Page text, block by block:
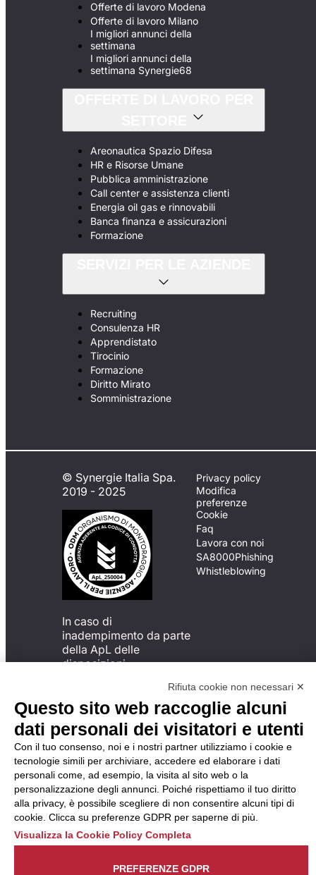
Offerte di lavoro Modena
Offerte di lavoro Milano
I migliori annunci della
settimana
I migliori annunci della
settimana Synergie68
Areonautica Spazio Difesa
HR e Risorse Umane
Pubblica amministrazione
Call center e assistenza clienti
Energia oil gas e rinnovabili
Banca finanza e assicurazioni
Formazione
Recruiting
Consulenza HR
Apprendistato
Tirocinio
Formazione
Diritto Mirato
Somministrazione
© Synergie Italia Spa.
2019 - 2025
In caso di
inadempimento da parte
della ApL delle
disposizioni
possibile presentare un
reclamo
all’Organismo di
Monitoraggio utilizzando
una delle modalità
descritte al seguente
indirizzo web
https://odm-
agenzielavoro.it/reclami/.
Privacy policy
Modifica
preferenze
Cookie
Faq
Lavora con noi
SA8000Phishing
Whistleblowing
Rifiuta cookie non necessari ✕
Questo sito web raccoglie alcuni
dati personali dei visitatori e utenti
Con il tuo consenso, noi e i nostri partner utilizziamo i cookie e
tecnologie simili per archiviare, accedere ed elaborare i dati
personali come, ad esempio, la visita al sito web o la
personalizzazione degli annunci. Poiché rispettiamo il tuo diritto
alla privacy, è possibile scegliere di non consentire alcuni tipi di
cookie. Clicca su preferenze GDPR per saperne di più.
Visualizza la Cookie Policy Completa
PREFERENZE GDPR